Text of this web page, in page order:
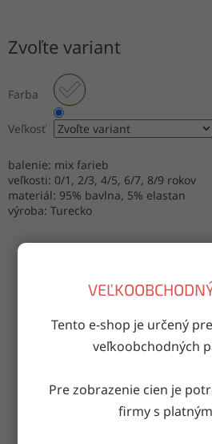
Tento e-shop je určený
veľkoobchodných
Pre zobrazenie cien je
firmy s
Zvoľte variant
Farba
Veľkosť
balenie: mix farieb
veľkosti: 0/1, 2/3, 4/5, 6/7, 8/9 rokov
materiál: 95% bavlna, 5% elastan
výroba: Turecko
ZDIEĽAŤ
Doručenie do